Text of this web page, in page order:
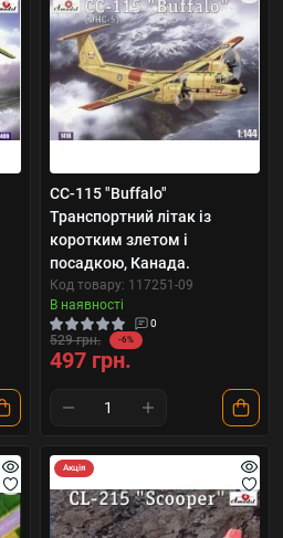
CC-115 "Buffalo"
Транспортний літак із
коротким злетом і
посадкою, Канада.
Код товару: 117251-09
В наявності
0
529 грн. -6%
497 грн.
Акція